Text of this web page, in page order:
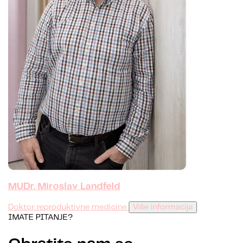
MUDr. Miroslav Landfeld
Doktor reproduktivne medicine
Više informacija
IMATE PITANJE?